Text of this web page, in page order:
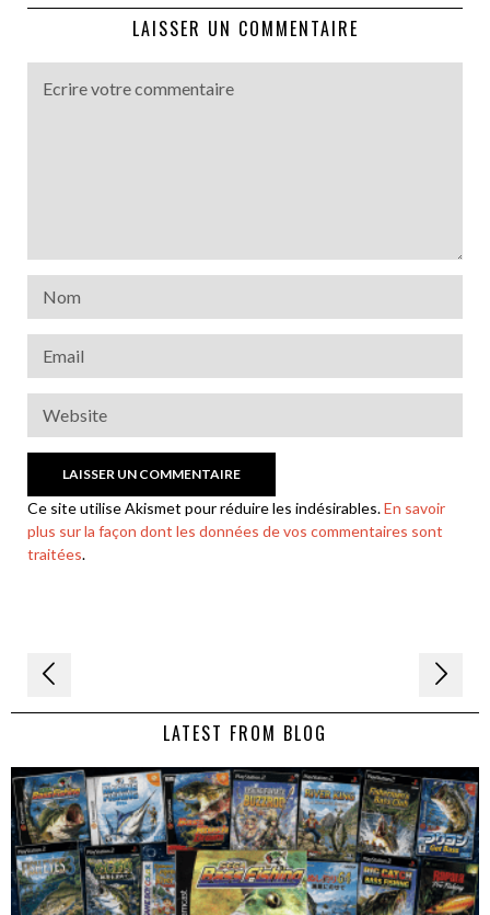
LAISSER UN COMMENTAIRE
Ce site utilise Akismet pour réduire les indésirables.En savoir
plus sur la façon dont les données de vos commentaires sont
traitées.
Navigation
de LATEST FROM BLOG